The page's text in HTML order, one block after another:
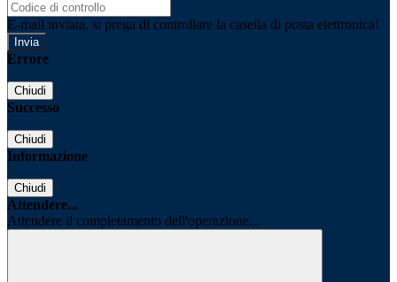
E-mail inviata, si prega di controllare la casella di posta elettronica!
Errore
Chiudi
Successo
Chiudi
Informazione
Chiudi
Attendere...
Attendere il completamento dell'operazione...